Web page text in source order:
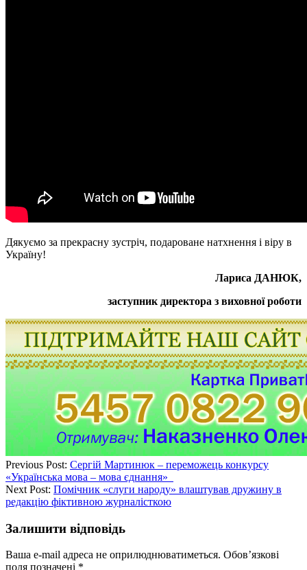
Дякуємо за прекрасну зустріч, подароване натхнення і віру в
Україну!
Лариса ДАНЮК,
заступник директора з виховної роботи
Previous Post: Сергій Мартинюк – переможець конкурсу
«Українська мова – мова єднання»
Next Post: Помічник «слуги народу» влаштував дружину в
редакцію фіктивною журналісткою
Залишити відповідь
Ваша e-mail адреса не оприлюднюватиметься. Обов’язкові
поля позначені *